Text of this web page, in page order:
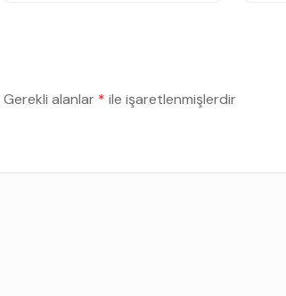
Gerekli alanlar * ile işaretlenmişlerdir